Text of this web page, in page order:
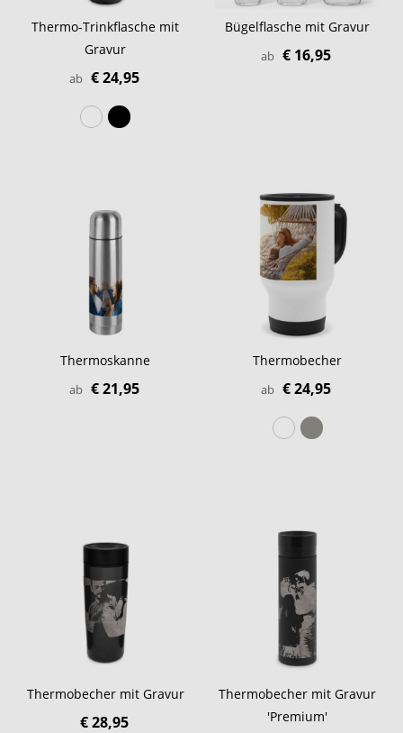
Thermo-Trinkflasche mit
Gravur
ab € 24,95
Bügelflasche mit Gravur
ab € 16,95
Thermoskanne
ab € 21,95
Thermobecher
ab € 24,95
Thermobecher mit Gravur
€ 28,95
Thermobecher mit Gravur
'Premium'